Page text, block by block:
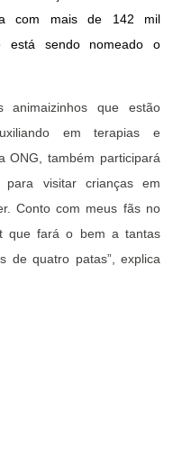
com mais de 142 mil
está sendo nomeado o
animaizinhos que estão
em terapias e
ONG, também participará
visitar crianças em
Conto com meus fãs no
que fará o bem a tantas
de quatro patas”, explica